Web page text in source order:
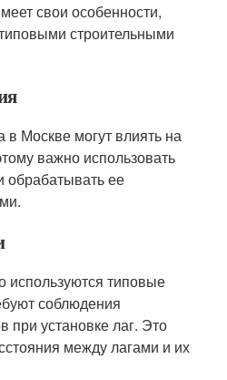
свои особенности,
строительными
в Москве могут влиять на
важно использовать
обрабатывать ее
используются типовые
соблюдения
при установке лаг. Это
между лагами и их